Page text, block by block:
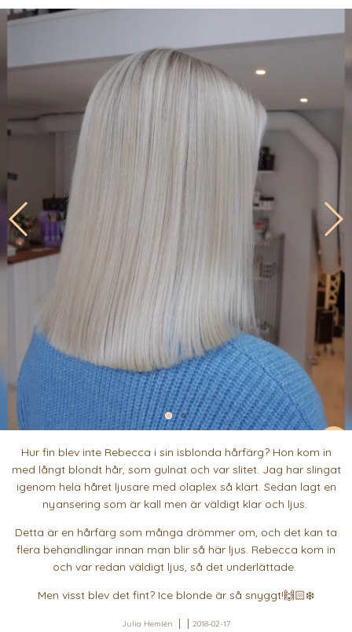
Hur fin blev inte Rebecca i sin isblonda hårfärg? Hon kom in
med långt blondt hår, som gulnat och var slitet. Jag har slingat
igenom hela håret ljusare med olaplex så klart. Sedan lagt en
nyansering som är kall men är väldigt klar och ljus.
Detta är en hårfärg som många drömmer om, och det kan ta
flera behandlingar innan man blir så här ljus. Rebecca kom in
och var redan väldigt ljus, så det underlättade.
Men visst blev det fint? Ice blonde är så snyggt!🙌🏻❄️
Julia Hemlén 2018-02-17